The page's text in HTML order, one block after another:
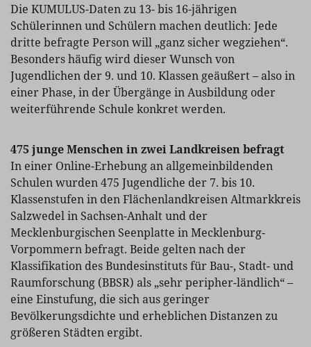
Die KUMULUS-Daten zu 13- bis 16-jährigen
Schülerinnen und Schülern machen deutlich: Jede
dritte befragte Person will „ganz sicher wegziehen“.
Besonders häufig wird dieser Wunsch von
Jugendlichen der 9. und 10. Klassen geäußert – also in
einer Phase, in der Übergänge in Ausbildung oder
weiterführende Schule konkret werden.
475 junge Menschen in zwei Landkreisen befragt
In einer Online-Erhebung an allgemeinbildenden
Schulen wurden 475 Jugendliche der 7. bis 10.
Klassenstufen in den Flächenlandkreisen Altmarkkreis
Salzwedel in Sachsen-Anhalt und der
Mecklenburgischen Seenplatte in Mecklenburg-
Vorpommern befragt. Beide gelten nach der
Klassifikation des Bundesinstituts für Bau-, Stadt- und
Raumforschung (BBSR) als „sehr peripher-ländlich“ –
eine Einstufung, die sich aus geringer
Bevölkerungsdichte und erheblichen Distanzen zu
größeren Städten ergibt.